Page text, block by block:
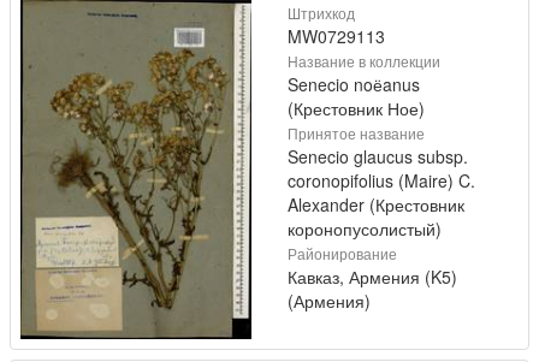
Штрихкод
MW0729113
Название в коллекции
Senecio noёanus
(Крестовник Ное)
Принятое название
Senecio glaucus subsp.
coronopifolius (Maire) C.
Alexander (Крестовник
коронопусолистый)
Районирование
Кавказ, Армения (K5)
(Армения)